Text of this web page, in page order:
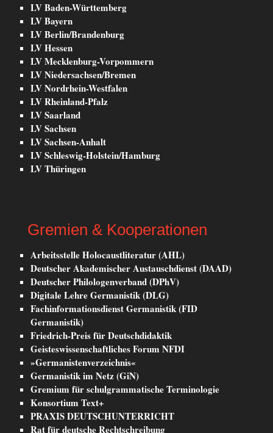
LV Baden-Württemberg
LV Bayern
LV Berlin/Brandenburg
LV Hessen
LV Mecklenburg-Vorpommern
LV Niedersachsen/Bremen
LV Nordrhein-Westfalen
LV Rheinland-Pfalz
LV Saarland
LV Sachsen
LV Sachsen-Anhalt
LV Schleswig-Holstein/Hamburg
LV Thüringen
Gremien & Kooperationen
Arbeitsstelle Holocaustliteratur (AHL)
Deutscher Akademischer Austauschdienst (DAAD)
Deutscher Philologenverband (DPhV)
Digitale Lehre Germanistik (DLG)
Fachinformationsdienst Germanistik (FID
Germanistik)
Friedrich-Preis für Deutschdidaktik
Geisteswissenschaftliches Forum NFDI
»Germanistenverzeichnis«
Germanistik im Netz (GiN)
Gremium für schulgrammatische Terminologie
Konsortium Text+
PRAXIS DEUTSCHUNTERRICHT
Rat für deutsche Rechtschreibung